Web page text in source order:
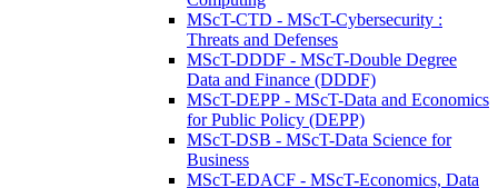
MScT-CTD - MScT-Cybersecurity :
Threats and Defenses
MScT-DDDF - MScT-Double Degree
Data and Finance (DDDF)
MScT-DEPP - MScT-Data and Economics
for Public Policy (DEPP)
MScT-DSB - MScT-Data Science for
Business
MScT-EDACF - MScT-Economics, Data